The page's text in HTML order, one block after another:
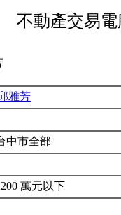
不動產交易
雅芳
中市全部
萬元以下